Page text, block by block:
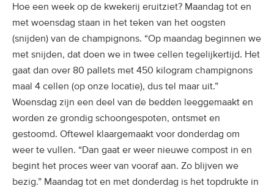
Hoe een week op de kwekerij eruitziet? Maandag tot en
met woensdag staan in het teken van het oogsten
(snijden) van de champignons. “Op maandag beginnen we
met snijden, dat doen we in twee cellen tegelijkertijd. Het
gaat dan over 80 pallets met 450 kilogram champignons
maal 4 cellen (op onze locatie), dus tel maar uit.”
Woensdag zijn een deel van de bedden leeggemaakt en
worden ze grondig schoongespoten, ontsmet en
gestoomd. Oftewel klaargemaakt voor donderdag om
weer te vullen. “Dan gaat er weer nieuwe compost in en
begint het proces weer van vooraf aan. Zo blijven we
bezig.” Maandag tot en met donderdag is het topdrukte in